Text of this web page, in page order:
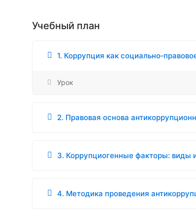
Учебный план
1. Коррупция как
Урок
2. Правовая основа
3. Коррупциогенные факторы: виды
4. Методика проведения